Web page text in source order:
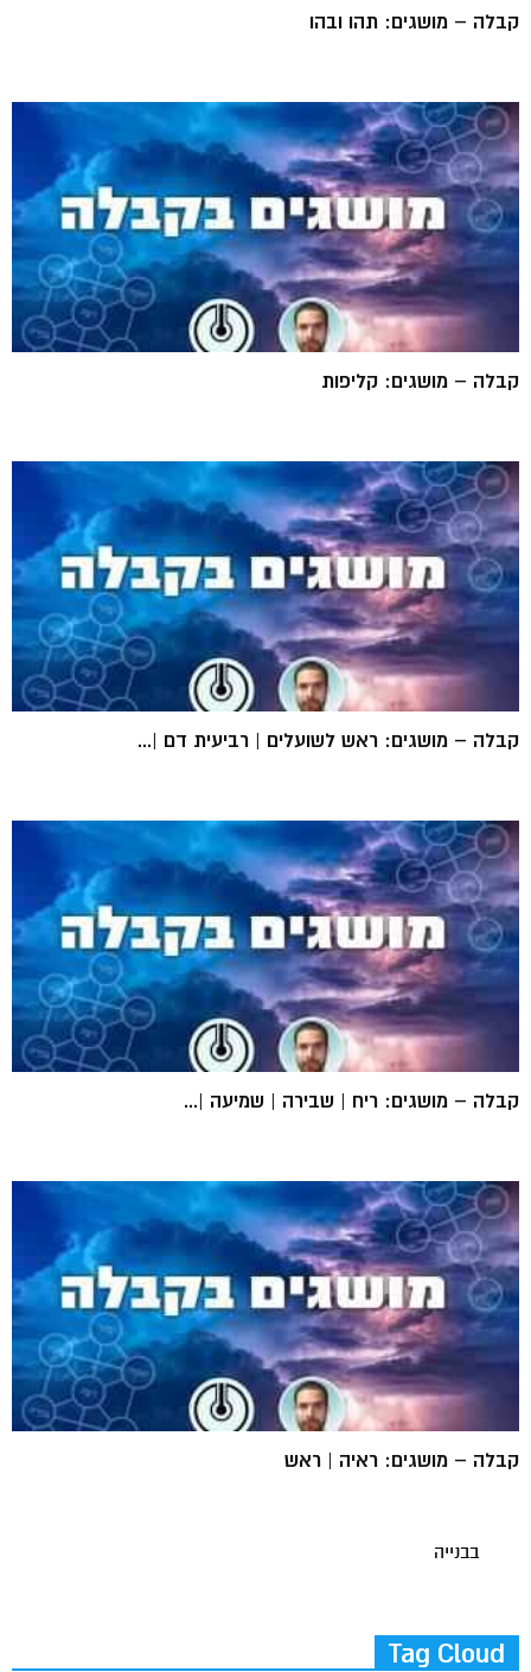
קבלה – מושגים: תהו ובהו
קבלה – מושגים: קליפות
קבלה – מושגים: ראש לשועלים | רביעית דם |...
קבלה – מושגים: ריח | שבירה | שמיעה |...
קבלה – מושגים: ראיה | ראש
בבנייה
Tag Cloud